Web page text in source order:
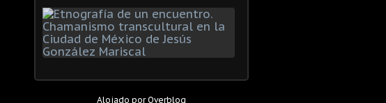
Alojado porOverblog